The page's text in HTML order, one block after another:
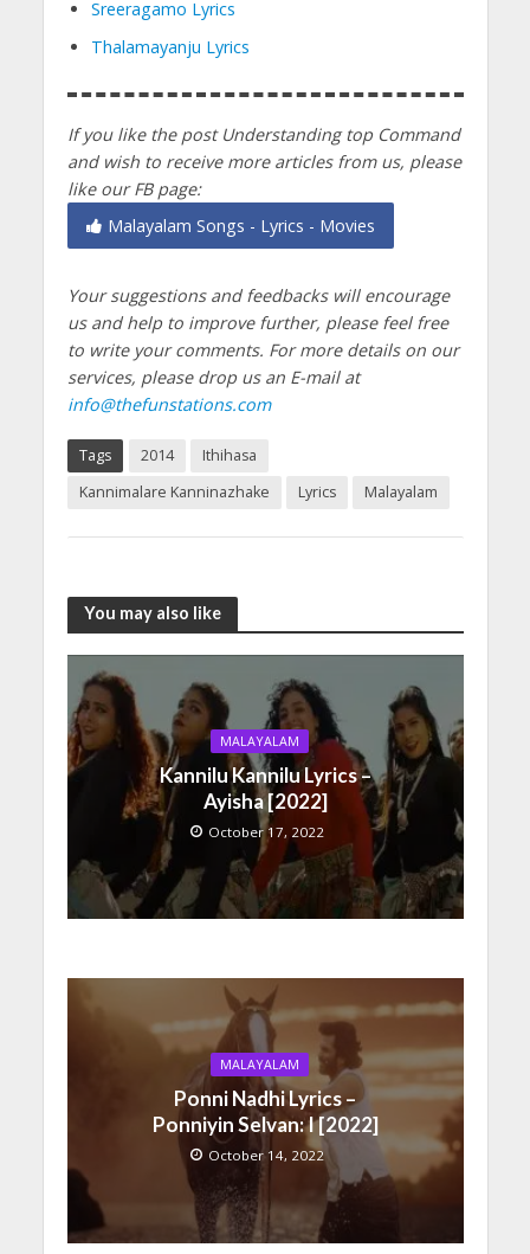
Sreeragamo Lyrics
Thalamayanju Lyrics
If you like the post Understanding top Command
and wish to receive more articles from us, please
like our FB page:
Malayalam Songs - Lyrics - Movies
Your suggestions and feedbacks will encourage
us and help to improve further, please feel free
to write your comments. For more details on our
services, please drop us an E-mail at
info@thefunstations.com
Tags 2014
Ithihasa
Kannimalare Kanninazhake
Lyrics Malayalam
You may also like
MALAYALAM
Kannilu Kannilu Lyrics –
Ayisha [2022]
October 17, 2022
MALAYALAM
Ponni Nadhi Lyrics –
Ponniyin Selvan: I [2022]
October 14, 2022